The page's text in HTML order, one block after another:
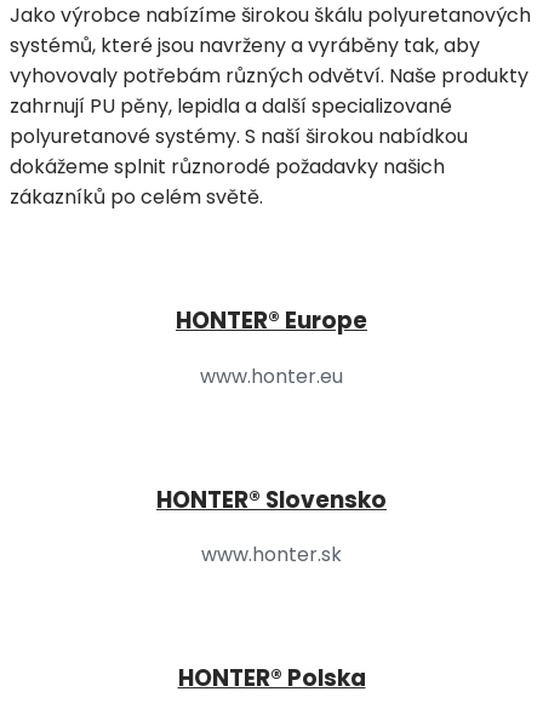
Jako výrobce nabízíme širokou škálu polyuretanových
systémů, které jsou navrženy a vyráběny tak, aby
vyhovovaly potřebám různých odvětví. Naše produkty
zahrnují PU pěny, lepidla a další specializované
polyuretanové systémy. S naší širokou nabídkou
dokážeme splnit různorodé požadavky našich
zákazníků po celém světě.
HONTER® Europe
www.honter.eu
HONTER® Slovensko
www.honter.sk
HONTER® Polska